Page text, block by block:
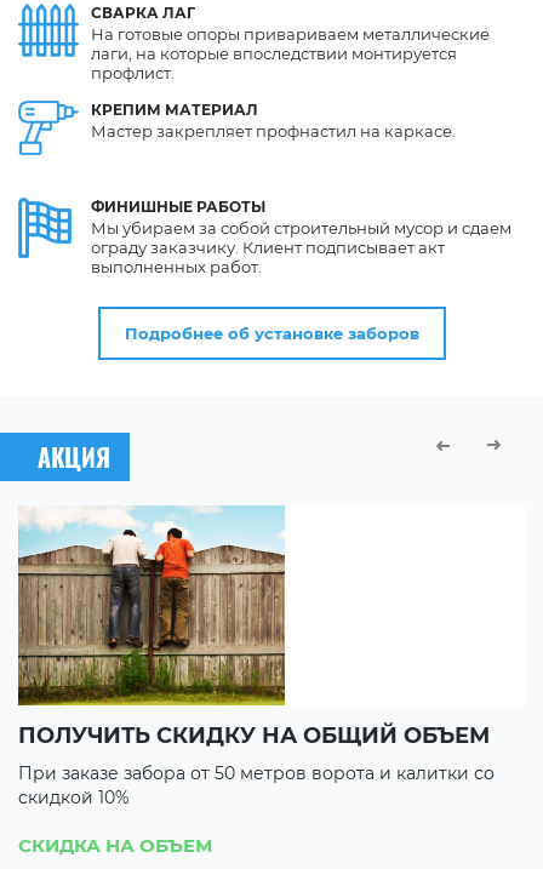
СВАРКА ЛАГ
КРЕПИМ МАТЕРИАЛ
ФИНИШНЫЕ РАБОТЫ
На готовые опоры привариваем металлические
лаги, на которые впоследствии монтируется
профлист.
Мастер закрепляет профнастил на каркасе.
Мы убираем за собой строительный мусор и сдаем
ограду заказчику. Клиент подписывает акт
выполненных работ.
Подробнее об установке заборов
АКЦИЯ
ПОЛУЧИТЬ СКИДКУ НА ОБЩИЙ ОБЪЕМ
При заказе забора от 50 метров ворота и калитки со
скидкой 10%
СКИДКА НА ОБЪЕМ